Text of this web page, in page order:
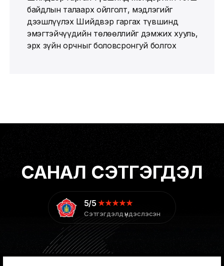
байдлын талаарх ойлголт, мэдлэгийг
дээшлүүлэх Шийдвэр гаргах түвшинд
эмэгтэйчүүдийн төлөөллийг дэмжих хууль,
эрх зүйн орчныг боловсронгуй болгох
САНАЛ СЭТГЭГДЭЛ
5/5
Сэтгэгдэлд үндэслэсэн